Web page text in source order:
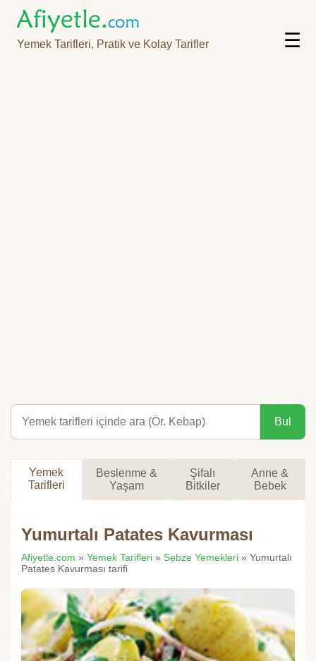
Yemek Tarifleri, Pratik ve Kolay Tarifler ☰
Bul
Yemek
Tarifleri
Beslenme &
Yaşam
Şifalı
Bitkiler
Anne &
Bebek
Yumurtalı Patates Kavurması
Afiyetle.com » Yemek Tarifleri » Sebze Yemekleri » Yumurtalı
Patates Kavurması tarifi